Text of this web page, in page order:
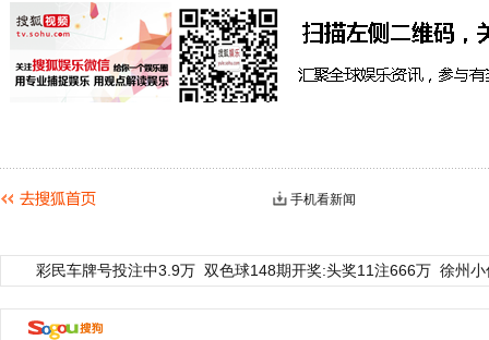
手机看新闻
彩民车牌号投注中3.9万 双色球148期开奖:头奖11注666万 徐州